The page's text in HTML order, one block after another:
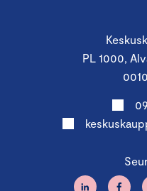
PL 1000,